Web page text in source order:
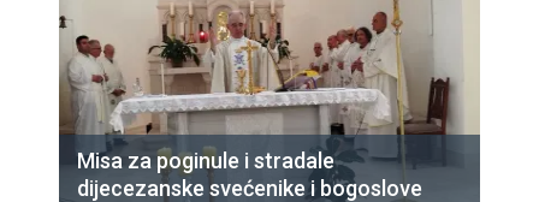
Misa za poginule i stradale
dijecezanske svećenike i bogoslove